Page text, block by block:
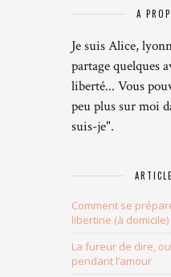
A
Je suis Alice,
partage quelques
liberté... Vous
peu plus sur moi
suis-je".
Comment se
libertine (à domicile)
La fureur de dire,
pendant l’amour